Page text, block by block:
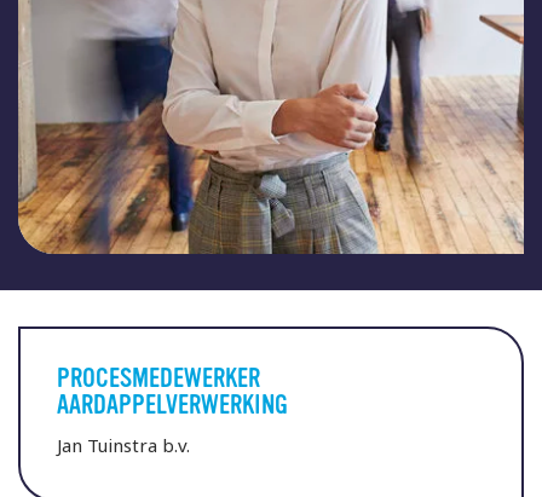
PROCESMEDEWERKER
AARDAPPELVERWERKING
Jan Tuinstra b.v.